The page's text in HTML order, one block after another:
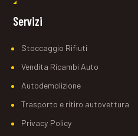
Servizi
Stoccaggio Rifiuti
Vendita Ricambi Auto
Autodemolizione
Trasporto e ritiro autovettura
Privacy Policy